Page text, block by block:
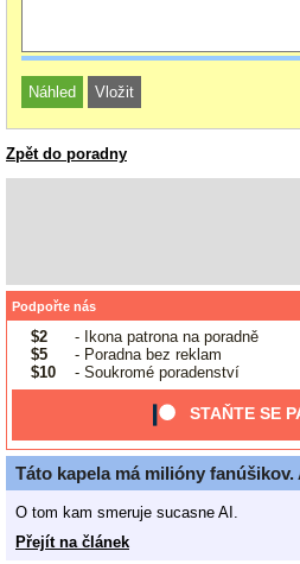
Zpět do poradny
Podpořte nás
$2
- Ikona patrona na poradně
$5
- Poradna bez reklam
$10
- Soukromé poradenství
STAŇTE SE
Táto kapela má milióny
O tom kam smeruje sucasne AI.
Přejít na článek